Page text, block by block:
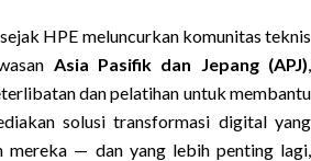
HPE meluncurkan komunitas teknis
Asia Pasifik dan Jepang (APJ),
dan pelatihan untuk membantu
solusi transformasi digital yang
mereka — dan yang lebih penting lagi,